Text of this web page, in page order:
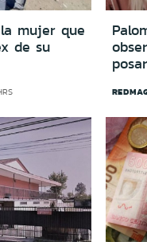
mujer que
de su